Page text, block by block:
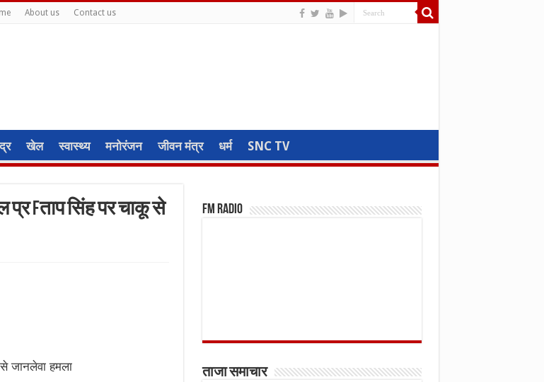
About us Contact us
खेल स्वास्थ्य मनोरंजन जीवन मंत्र धर्म SNC TV
प्र fताप सिंह पर चाकू से
जानलेवा हमला
FM Radio
ताजा समाचार